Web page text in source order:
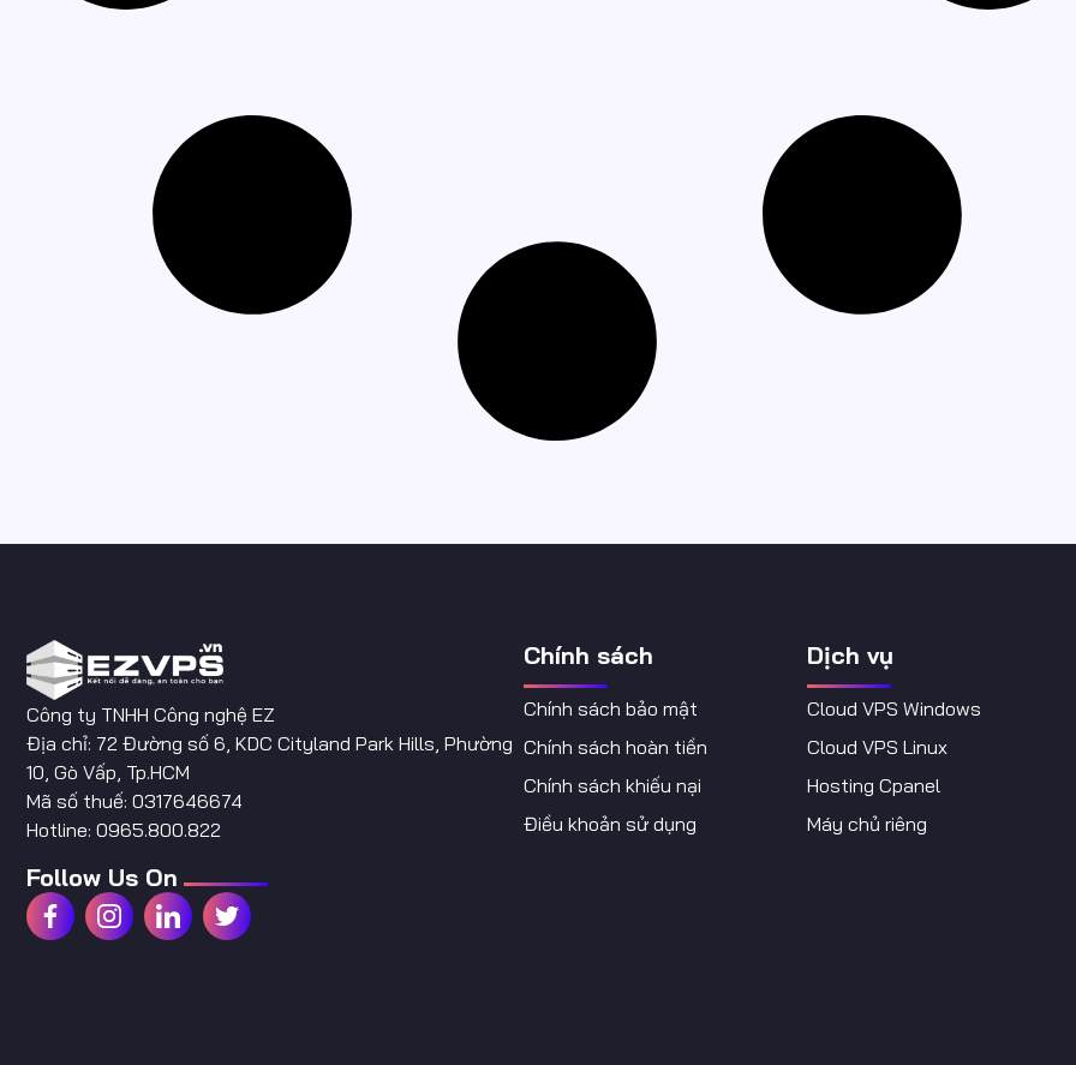
Công ty TNHH Công nghệ EZ
Địa chỉ: 72 Đường số 6, KDC Cityland Park Hills, Phường
10, Gò Vấp, Tp.HCM
Mã số thuế: 0317646674
Hotline: 0965.800.822
Follow Us On
Chính sách
Chính sách bảo mật
Chính sách hoàn tiền
Chính sách khiếu nại
Điều khoản sử dụng
Dịch vụ
Cloud VPS Windows
Cloud VPS Linux
Hosting Cpanel
Máy chủ riêng